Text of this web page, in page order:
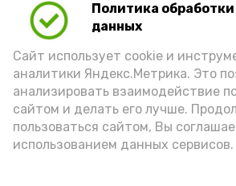
Политика
данных
Сайт использует cookie и
аналитики Яндекс.Метрика. Это
анализировать взаимодействие
сайтом и делать его лучше.
пользоваться сайтом, Вы
использованием данных сервисов.